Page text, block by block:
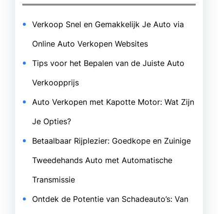
Verkoop Snel en Gemakkelijk Je Auto via
Online Auto Verkopen Websites
Tips voor het Bepalen van de Juiste Auto
Verkoopprijs
Auto Verkopen met Kapotte Motor: Wat Zijn
Je Opties?
Betaalbaar Rijplezier: Goedkope en Zuinige
Tweedehands Auto met Automatische
Transmissie
Ontdek de Potentie van Schadeauto’s: Van